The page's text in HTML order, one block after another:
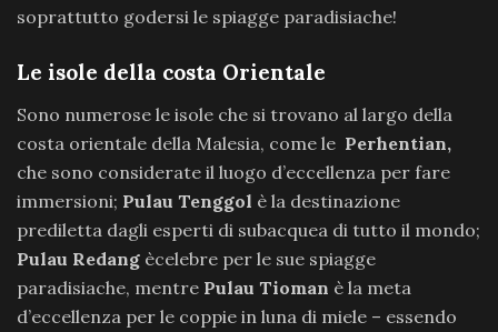
soprattutto godersi le spiagge paradisiache!
Le isole della costa Orientale
Sono numerose le isole che si trovano al largo della
costa orientale della Malesia, come le Perhentian,
che sono considerate il luogo d’eccellenza per fare
immersioni; Pulau Tenggol è la destinazione
prediletta dagli esperti di subacquea di tutto il mondo;
Pulau Redang ècelebre per le sue spiagge
paradisiache, mentre Pulau Tioman è la meta
d’eccellenza per le coppie in luna di miele – essendo